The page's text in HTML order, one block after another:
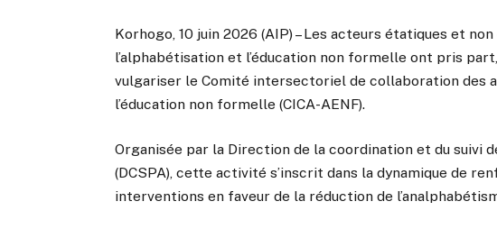
Korhogo, 10 juin 2026 (AIP) – Les acteurs étatiques et
l’alphabétisation et l’éducation non formelle ont pris
vulgariser le Comité intersectoriel de collaboration des
l’éducation non formelle (CICA-AENF).
Organisée par la Direction de la coordination et du suivi
(DCSPA), cette activité s’inscrit dans la dynamique de
interventions en faveur de la réduction de